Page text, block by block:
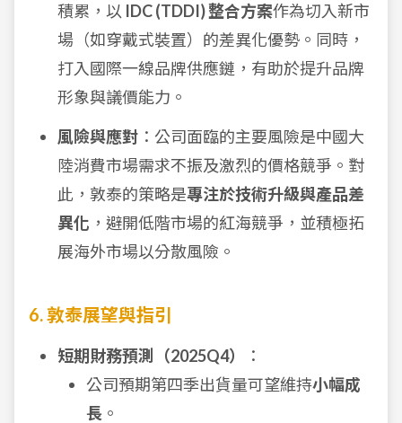
積累，以 IDC (TDDI) 整合方案作為切入新市
場（如穿戴式裝置）的差異化優勢。同時，
打入國際一線品牌供應鏈，有助於提升品牌
形象與議價能力。
風險與應對 ：公司面臨的主要風險是中國大
陸消費市場需求不振及激烈的價格競爭。對
此，敦泰的策略是專注於技術升級與產品差
異化 ，避開低階市場的紅海競爭，並積極拓
展海外市場以分散風險。
6. 敦泰展望與指引
短期財務預測（2025Q4）
：
公司預期第四季出貨量可望維持小幅成
長 。